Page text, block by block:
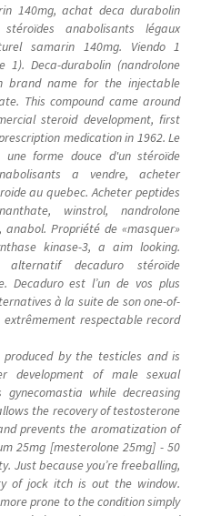
140mg, achat deca durabolin
anabolisants légaux
samarin 140mg. Viendo 1
Deca-durabolin (nandrolone
brand name for the injectable
This compound came around
steroid development, first
medication in 1962. Le
une forme douce d'un stéroïde
a vendre, acheter
au quebec. Acheter peptides
winstrol, nandrolone
anabol. Propriété de «masquer»
kinase-3, a aim looking.
decaduro stéroïde
Decaduro est l’un de vos plus
à la suite de son one-of-
respectable record
by the testicles and is
development of male sexual
while decreasing
the recovery of testosterone
prevents the aromatization of
25mg [mesterolone 25mg] - 50
Just because you’re freeballing,
of jock itch is out the window.
prone to the condition simply